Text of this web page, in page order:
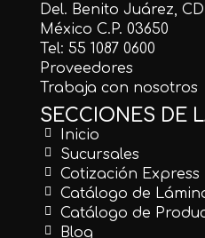
Tapetes y Cenefas
Varios
Del. Benito Juárez,
México C.P. 03650
Tel: 55 1087 0600
Proveedores
Trabaja con nosotros
SECCIONES DE
Inicio
Sucursales
Cotización Express
Catálogo de
Catálogo de
Blog